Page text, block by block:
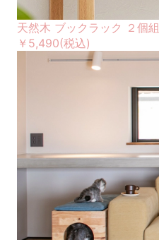
天然木 ブックラック ２個組
￥5,490(税込)